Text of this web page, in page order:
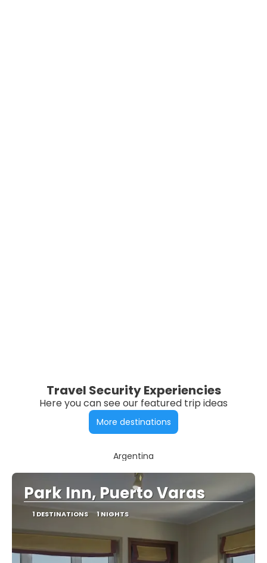
Travel Security Experiencies
Here you can see our featured trip ideas
More destinations
Argentina
Park Inn, Puerto Varas
1 DESTINATIONS 1 NIGHTS